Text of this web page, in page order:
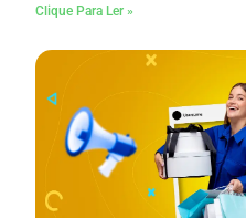
Clique Para Ler »